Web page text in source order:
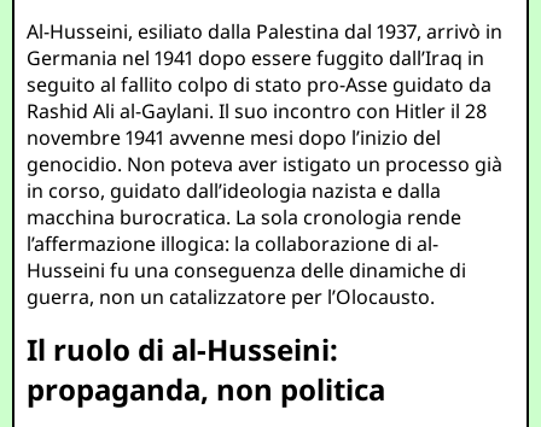
Al-Husseini, esiliato dalla Palestina dal 1937, arrivò in
Germania nel 1941 dopo essere fuggito dall’Iraq in
seguito al fallito colpo di stato pro-Asse guidato da
Rashid Ali al-Gaylani. Il suo incontro con Hitler il 28
novembre 1941 avvenne mesi dopo l’inizio del
genocidio. Non poteva aver istigato un processo già
in corso, guidato dall’ideologia nazista e dalla
macchina burocratica. La sola cronologia rende
l’affermazione illogica: la collaborazione di al-
Husseini fu una conseguenza delle dinamiche di
guerra, non un catalizzatore per l’Olocausto.
Il ruolo di al-Husseini:
propaganda, non politica